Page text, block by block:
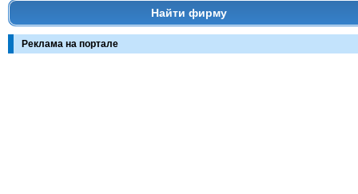
Найти фирму
Реклама на портале